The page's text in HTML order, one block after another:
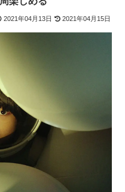
2021年04月13日 2021年04月15日